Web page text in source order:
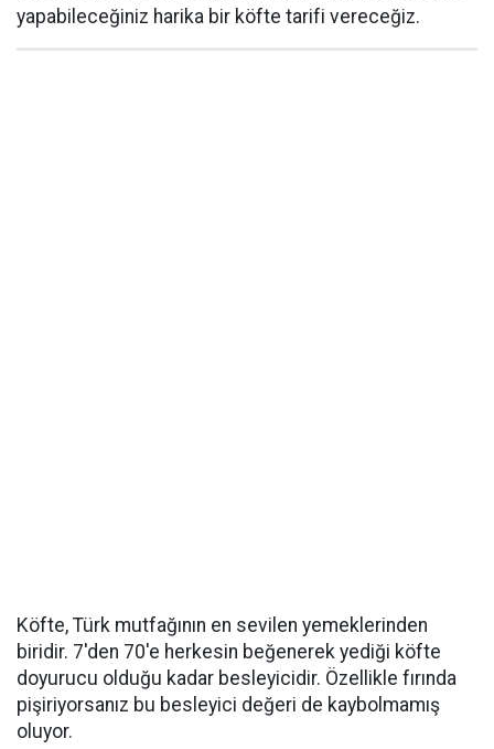
yapabileceğiniz harika bir köfte tarifi vereceğiz.
Köfte, Türk mutfağının en sevilen yemeklerinden
biridir. 7'den 70'e herkesin beğenerek yediği köfte
doyurucu olduğu kadar besleyicidir. Özellikle fırında
pişiriyorsanız bu besleyici değeri de kaybolmamış
oluyor.